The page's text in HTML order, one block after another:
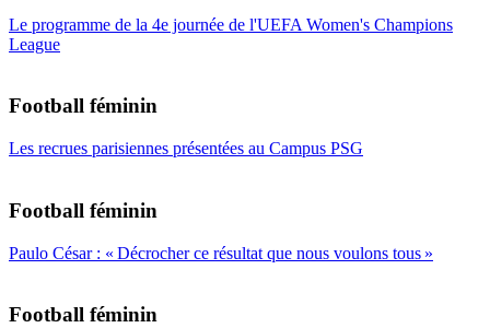
Le programme de la 4e journée de l'UEFA Women's Champions
League
Football féminin
Les recrues parisiennes présentées au Campus PSG
Football féminin
Paulo César : « Décrocher ce résultat que nous voulons tous »
Football féminin